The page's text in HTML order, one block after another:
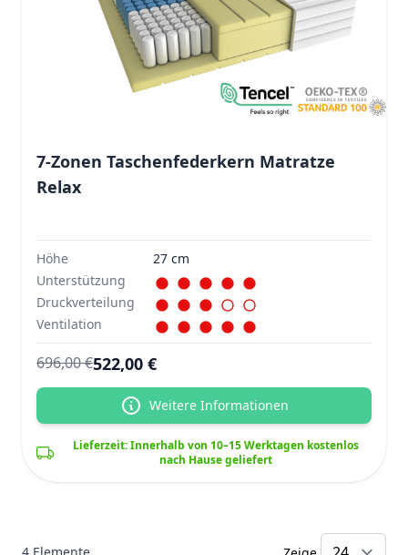
7-Zonen Taschenfederkern Matratze
Relax
Höhe
27 cm
Unterstützung
Druckverteilung
Ventilation
522,00 €
696,00 €
Weitere Informationen
Lieferzeit: Innerhalb von 10–15 Werktagen kostenlos
nach Hause geliefert